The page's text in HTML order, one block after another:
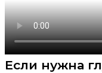
Если нужна